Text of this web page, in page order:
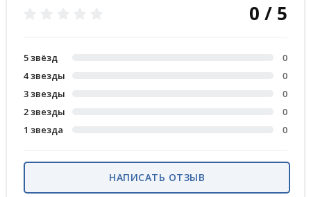
0 / 5
5 звёзд
0
4 звезды
0
3 звезды
0
2 звезды
0
1 звезда
0
НАПИСАТЬ ОТЗЫВ